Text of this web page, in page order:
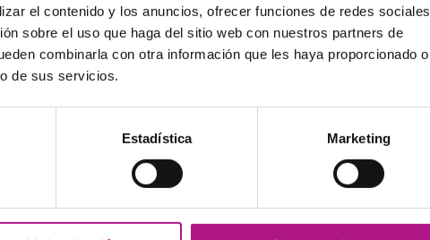
el contenido y los anuncios, ofrecer funciones de redes sociales
sobre el uso que haga del sitio web con nuestros partners de
combinarla con otra información que les haya proporcionado o
de sus servicios.
Estadística Marketing
ellos el escocés de Peter
con esta variedad. Narra las
desesperado y malhablado
Estados Unidos y las
de Lili Elbe, la primera